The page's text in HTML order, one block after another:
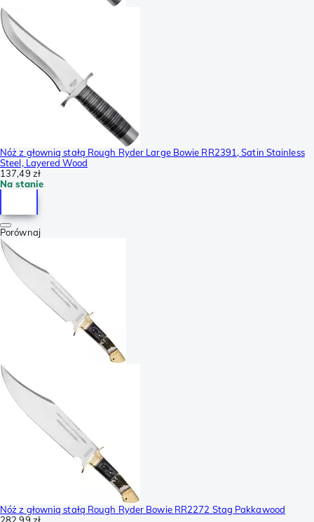
Nóż z głownią stałą Rough Ryder Large Bowie RR2391, Satin Stainless
Steel, Layered Wood
137,49 zł
Na stanie
Porównaj
Nóż z głownią stałą Rough Ryder Bowie RR2272 Stag Pakkawood